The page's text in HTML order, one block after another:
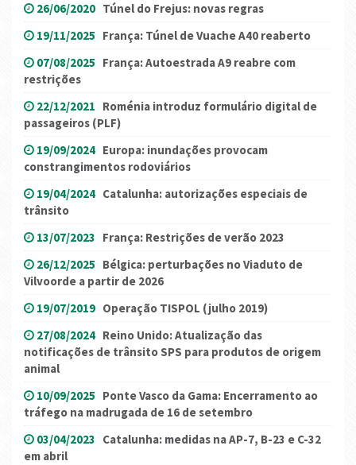
26/06/2020 Túnel do Frejus: novas regras
19/11/2025 França: Túnel de Vuache A40 reaberto
07/08/2025 França: Autoestrada A9 reabre com
restrições
22/12/2021 Roménia introduz formulário digital de
passageiros (PLF)
19/09/2024 Europa: inundações provocam
constrangimentos rodoviários
19/04/2024 Catalunha: autorizações especiais de
trânsito
13/07/2023 França: Restrições de verão 2023
26/12/2025 Bélgica: perturbações no Viaduto de
Vilvoorde a partir de 2026
19/07/2019 Operação TISPOL (julho 2019)
27/08/2024 Reino Unido: Atualização das
notificações de trânsito SPS para produtos de origem
animal
10/09/2025 Ponte Vasco da Gama: Encerramento ao
tráfego na madrugada de 16 de setembro
03/04/2023 Catalunha: medidas na AP-7, B-23 e C-32
em abril